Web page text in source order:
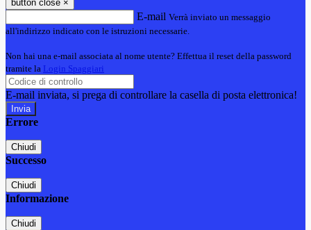
button close ×
E-mail Verrà inviato un messaggio
all'indirizzo indicato con le istruzioni necessarie.
Non hai una e-mail associata al nome utente? Effettua il reset della password
tramite la Login Spaggiari
E-mail inviata, si prega di controllare la casella di posta elettronica!
Errore
Chiudi
Successo
Chiudi
Informazione
Chiudi